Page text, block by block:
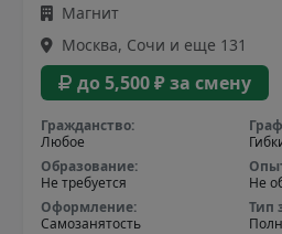
Магнит
Москва, Сочи и еще 131
до 5,500 ₽ за смену
Гражданство:
Любое
Образование:
Не требуется
Не
Оформление:
Самозанятость
Тип